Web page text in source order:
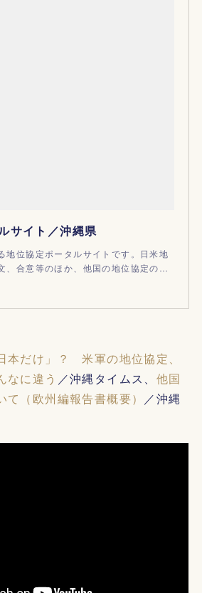
サイト／沖縄県
地位協定ポータルサイトです。日米地
、合意等のほか、他国の地位協定の…
本だけ」？ 米軍の地位協定、
なに違う ／沖縄タイムス、 他国
（欧州編報告書概要）
／沖縄